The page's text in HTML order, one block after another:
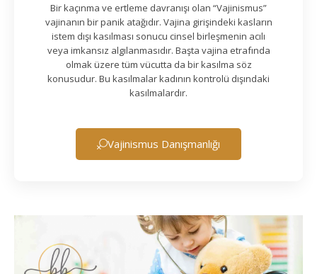
Bir kaçınma ve ertleme davranışı olan “Vajinismus”
vajinanın bir panik atağıdır. Vajina girişindeki kasların
istem dışı kasılması sonucu cinsel birleşmenin acılı
veya imkansız algılanmasıdır. Başta vajina etrafında
olmak üzere tüm vücutta da bir kasılma söz
konusudur. Bu kasılmalar kadının kontrolü dışındaki
kasılmalardır.
Vajinismus Danışmanlığı